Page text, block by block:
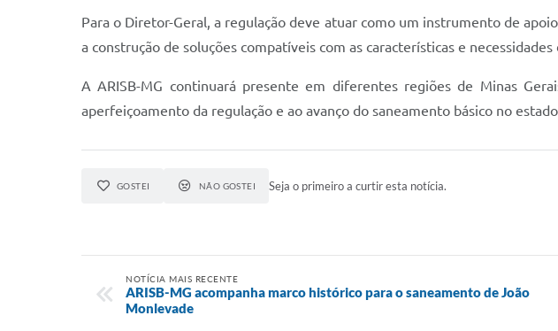
Para o Diretor-Geral, a regulação deve atuar como um instrumento de
a construção de soluções compatíveis com as características e necessidades
A ARISB-MG continuará presente em diferentes regiões de Minas
aperfeiçoamento da regulação e ao avanço do saneamento básico no
GOSTEI NÃO GOSTEI Seja o primeiro a curtir esta notícia.
NOTÍCIA MAIS RECENTE
ARISB-MG acompanha marco histórico para o saneamento de João
Monlevade